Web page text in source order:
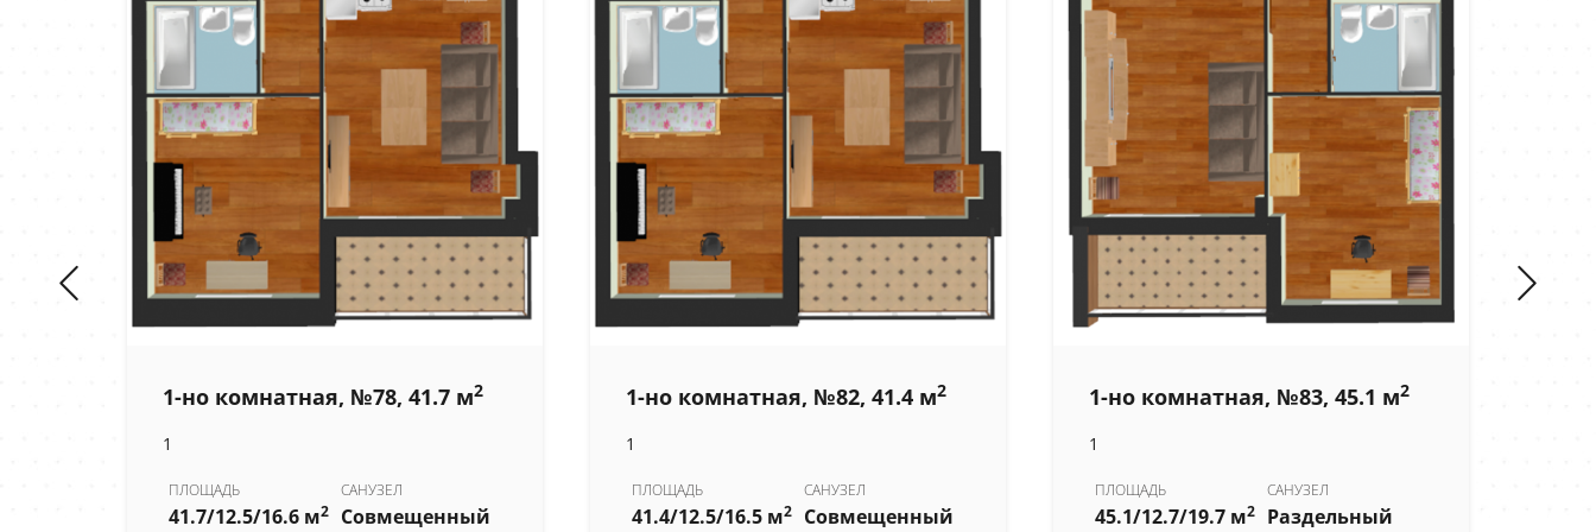
1-но комнатная, №78, 41.7 м2
1
ПЛОЩАДЬ
41.7/12.5/16.6 м2
САНУЗЕЛ
Совмещенный
1-но комнатная, №82, 41.4 м2
1
ПЛОЩАДЬ
41.4/12.5/16.5 м2
САНУЗЕЛ
Совмещенный
1-но комнатная, №83, 45.1 м2
1
ПЛОЩАДЬ
45.1/12.7/19.7 м2
САНУЗЕЛ
Раздельный